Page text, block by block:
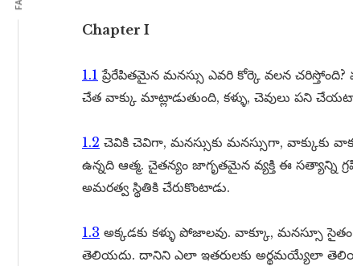
Chapter I
1.1 ప్రేరేపితమైన మనస్సు ఎవరి కోర్కె వలన
చేత వాక్కు మాట్లాడుతుంది, కళ్ళు, చెవులు పని
1.2 చెవికి చెవిగా, మనస్సుకు మనస్సుగా, వాక్కుకు
ఉన్నది ఆత్మ. చైతన్యం జాగృతమైన వ్యక్తి ఈ సత్యాన్ని
అమరత్వ స్థితికి చేరుకొంటాడు.
1.3 అక్కడకు కళ్ళు పోజాలవు. వాక్కూ, మనస్సూ
తెలియదు. దానిని ఎలా ఇతరులకు అర్థమయ్యేలా